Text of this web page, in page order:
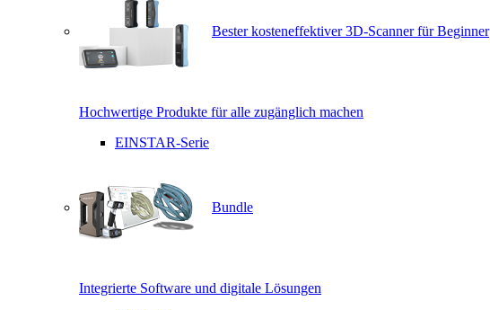
Bester kosteneffektiver 3D-Scanner für Beginner
Hochwertige Produkte für alle zugänglich machen
EINSTAR-Serie
Bundle
Integrierte Software und digitale Lösungen